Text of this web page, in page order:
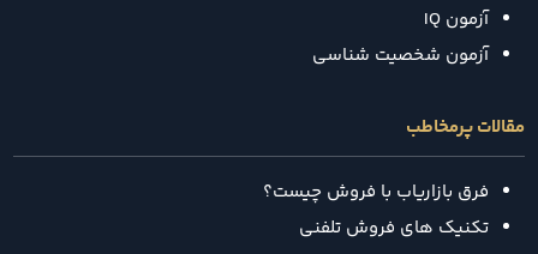
آزمون IQ
آزمون شخصیت شناسی
مقالات پرمخاطب
فرق بازاریاب با فروش چیست؟
تکنیک‌ های فروش تلفنی